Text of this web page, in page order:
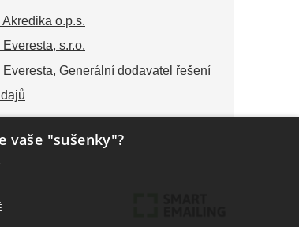
o.p.s.
s.r.o.
Generální dodavatel řešení
vaše "sušenky"?